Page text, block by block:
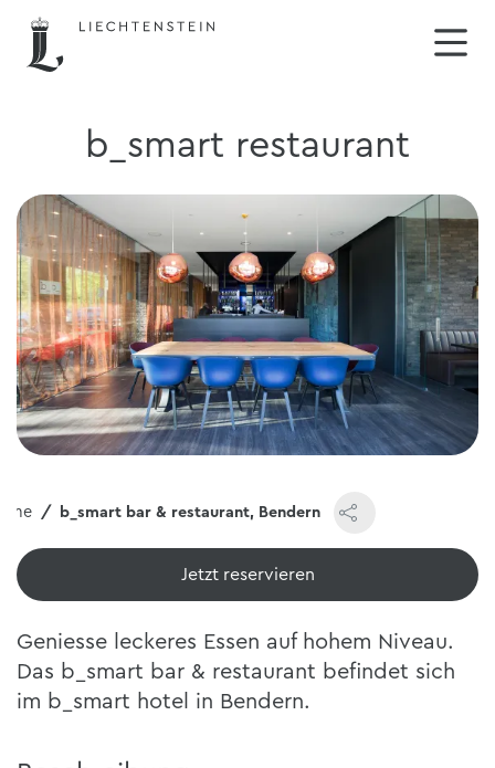
b_smart restaurant
b_smart bar & restaurant, Bendern
Jetzt reservieren
Geniesse leckeres Essen auf hohem Niveau.
Das b_smart bar & restaurant befindet sich
im b_smart hotel in Bendern.